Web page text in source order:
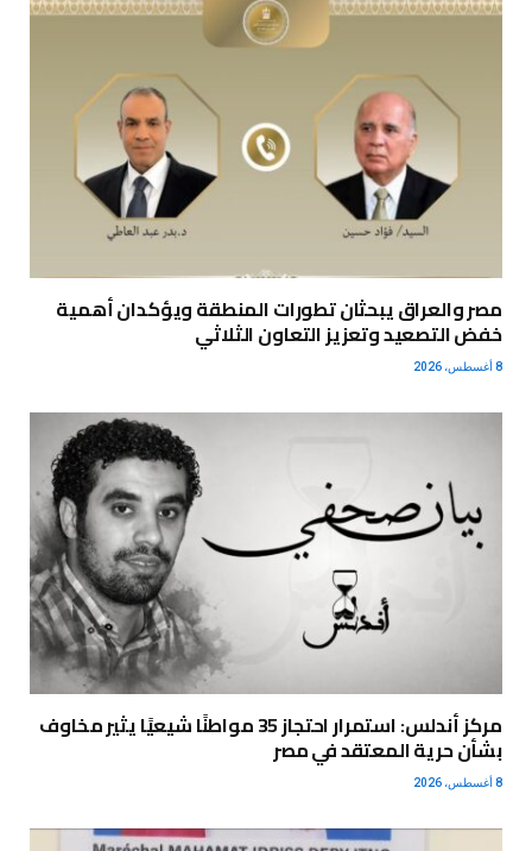
مصر والعراق يبحثان تطورات المنطقة ويؤكدان أهمية
خفض التصعيد وتعزيز التعاون الثلاثي
8 أغسطس، 2026
مركز أندلس: استمرار احتجاز 35 مواطنًا شيعيًا يثير مخاوف
بشأن حرية المعتقد في مصر
8 أغسطس، 2026